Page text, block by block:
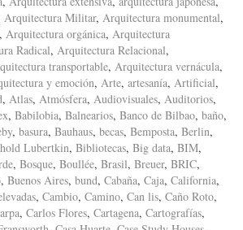
Arquitectura Militar, Arquitectura monumental,
, Arquitectura orgánica, Arquitectura
Radical, Arquitectura Relacional,
transportable, Arquitectura vernácula,
y emoción, Arte, artesanía, Artificial,
, Atlas, Atmósfera, Audiovisuales, Auditorios,
, Babilobia, Balnearios, Banco de Bilbao, baño,
, basura, Bauhaus, becas, Bemposta, Berlin,
Lubertkin, Bibliotecas, Big data, BIM,
, Bosque, Boullée, Brasil, Breuer, BRIC,
, Buenos Aires, bund, Cabaña, Caja, California,
, Cambio, Camino, Can lis, Caño Roto,
, Carlos Flores, Cartagena, Cartografías,